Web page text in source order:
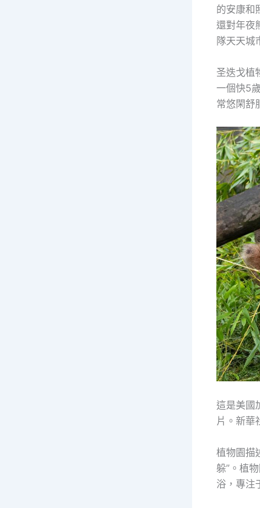
的安康和
還對年夜
隊天天城
圣迭戈植
一個快5
常悠閑舒
這是美國
片。新華
植物園描
躲”。植
浴，專注